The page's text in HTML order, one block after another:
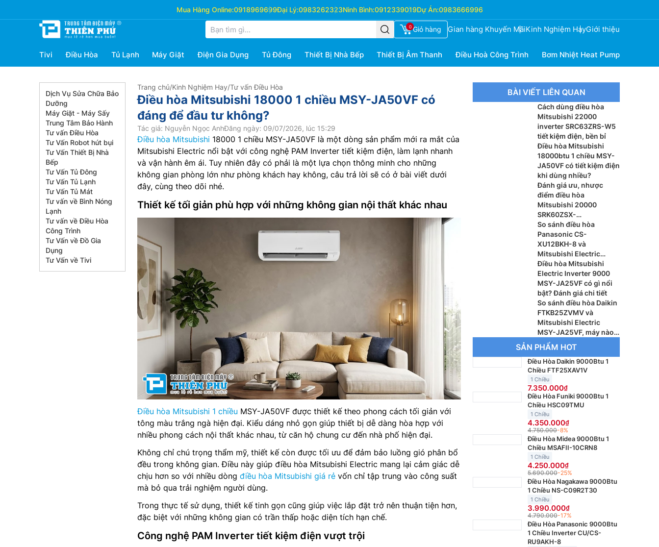
Mua Hàng Online:0918969699Đại Lý:0983262323Ninh Bình:0912339019Dự Án:0983666996
0 Giỏ hàng Gian hàng Khuyến MãiKinh Nghiệm HayGiới thiệu
Tivi Điều Hòa Tủ Lạnh Máy Giặt Điện Gia Dụng Tủ Đông Thiết Bị Nhà Bếp Thiết Bị Âm Thanh Điều Hoà Công Trình Bơm Nhiệt Heat Pump
Dịch Vụ Sửa Chữa Bảo
Dưỡng
Máy Giặt - Máy Sấy
Trung Tâm Bảo Hành
Tư vấn Điều Hòa
Tư Vấn Robot hút bụi
Tư Vấn Thiết Bị Nhà
Bếp
Tư Vấn Tủ Đông
Tư Vấn Tủ Lạnh
Tư Vấn Tủ Mát
Tư vấn về Bình Nóng
Lạnh
Tư vấn về Điều Hòa
Công Trình
Tư Vấn về Đồ Gia
Dụng
Tư Vấn về Tivi
Trang chủ/Kinh Nghiệm Hay/Tư vấn Điều Hòa
Điều hòa Mitsubishi 18000 1 chiều MSY-JA50VF có
đáng để đầu tư không?
Tác giả: Nguyễn Ngọc AnhĐăng ngày: 09/07/2026, lúc 15:29
Điều hòa Mitsubishi 18000 1 chiều MSY-JA50VF là một dòng sản phẩm mới ra mắt của
Mitsubishi Electric nổi bật với công nghệ PAM Inverter tiết kiệm điện, làm lạnh nhanh
và vận hành êm ái. Tuy nhiên đây có phải là một lựa chọn thông minh cho những
không gian phòng lớn như phòng khách hay không, câu trả lời sẽ có ở bài viết dưới
đây, cùng theo dõi nhé.
Thiết kế tối giản phù hợp với những không gian nội thất khác nhau
Điều hòa Mitsubishi 1 chiều MSY-JA50VF được thiết kế theo phong cách tối giản với
tông màu trắng ngà hiện đại. Kiểu dáng nhỏ gọn giúp thiết bị dễ dàng hòa hợp với
nhiều phong cách nội thất khác nhau, từ căn hộ chung cư đến nhà phố hiện đại.
Không chỉ chú trọng thẩm mỹ, thiết kế còn được tối ưu để đảm bảo luồng gió phân bổ
đều trong không gian. Điều này giúp điều hòa Mitsubishi Electric mang lại cảm giác dễ
chịu hơn so với nhiều dòng điều hòa Mitsubishi giá rẻ vốn chỉ tập trung vào công suất
mà bỏ qua trải nghiệm người dùng.
Trong thực tế sử dụng, thiết kế tinh gọn cũng giúp việc lắp đặt trở nên thuận tiện hơn,
đặc biệt với những không gian có trần thấp hoặc diện tích hạn chế.
Công nghệ PAM Inverter tiết kiệm điện vượt trội
BÀI VIẾT LIÊN QUAN
Cách dùng điều hòa
Mitsubishi 22000
inverter SRC63ZRS-W5
tiết kiệm điện, bền bỉ
Điều hòa Mitsubishi
18000btu 1 chiều MSY-
JA50VF có tiết kiệm điện
khi dùng nhiều?
Đánh giá ưu, nhược
điểm điều hòa
Mitsubishi 20000
SRK60ZSX-
W/SRC60ZSX-W3
So sánh điều hòa
Panasonic CS-
XU12BKH-8 và
Mitsubishi Electric
MSY-JA35VF, máy nào
đáng dùng hơn?
Điều hòa Mitsubishi
Electric Inverter 9000
MSY-JA25VF có gì nổi
bật? Đánh giá chi tiết
So sánh điều hòa Daikin
FTKB25ZVMV và
Mitsubishi Electric
MSY-JA25VF, máy nào
tốt nhất 2026?
SẢN PHẨM HOT
Điều Hòa Daikin 9000Btu 1
Chiều FTF25XAV1V
1 Chiều
7.350.000
Điều Hòa Funiki 9000Btu 1
Chiều HSC09TMU
1 Chiều
4.350.000
4.750.000-8%
Điều Hòa Midea 9000Btu 1
Chiều MSAFII-10CRN8
1 Chiều
4.250.000
5.690.000-25%
Điều Hòa Nagakawa 9000Btu
1 Chiều NS-C09R2T30
1 Chiều
3.990.000
4.790.000-17%
Điều Hòa Panasonic 9000Btu
1 Chiều Inverter CU/CS-
RU9AKH-8